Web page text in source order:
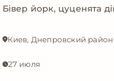
Киев, Днепровский район
27 июля